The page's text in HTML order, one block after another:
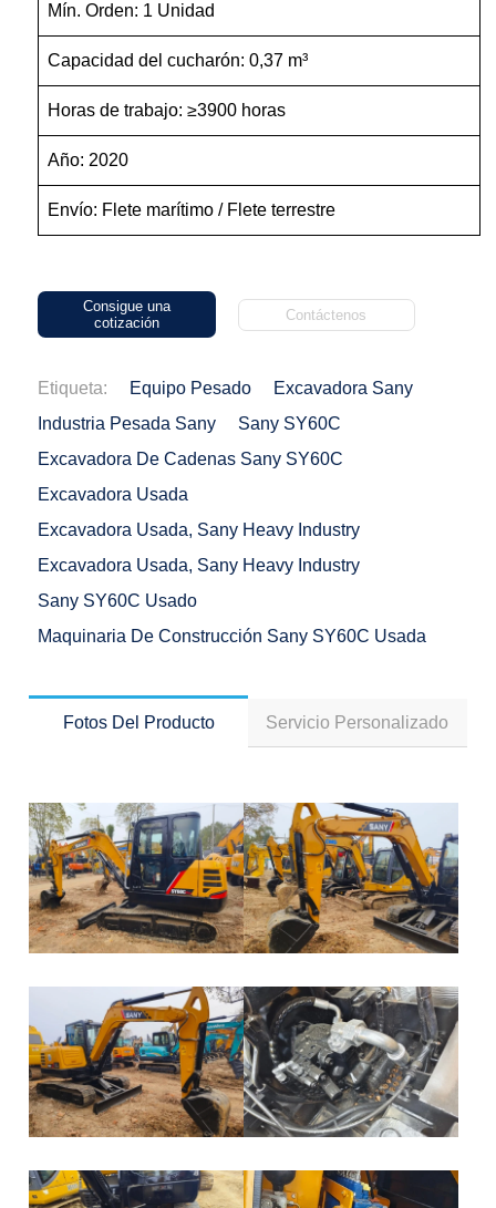
Mín. Orden: 1 Unidad
Capacidad del cucharón: 0,37 m³
Horas de trabajo: ≥3900 horas
Año: 2020
Envío: Flete marítimo / Flete terrestre
Consigue una
cotización
Contáctenos
Etiqueta: Equipo Pesado
Excavadora Sany
Industria Pesada Sany
Sany SY60C
Excavadora De Cadenas Sany SY60C
Excavadora Usada
Excavadora Usada, Sany Heavy Industry
Excavadora Usada, Sany Heavy Industry
Sany SY60C Usado
Maquinaria De Construcción Sany SY60C Usada
Fotos Del Producto Servicio Personalizado